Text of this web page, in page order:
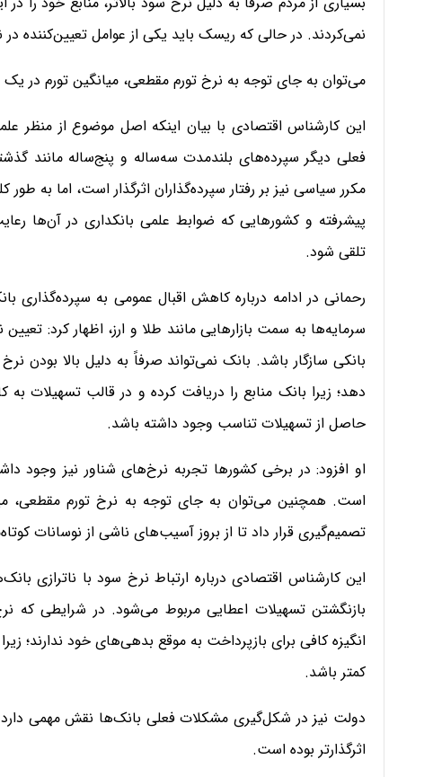
نمی‌کردند. در حالی که ریسک باید یکی از عوامل تعیین‌کننده
می‌توان به جای توجه به نرخ تورم مقطعی، میانگین تورم در یک
این کارشناس اقتصادی با بیان اینکه اصل موضوع از منظر
فعلی دیگر سپرده‌های بلندمدت سه‌ساله و پنج‌ساله مانند
مکرر سیاسی نیز بر رفتار سپرده‌گذاران اثرگذار است، اما به
پیشرفته و کشورهایی که ضوابط علمی بانکداری در آن‌ها
تلقی شود.
رحمانی در ادامه درباره کاهش اقبال عمومی به سپرده‌گذاری
سرمایه‌ها به سمت بازارهایی مانند طلا و ارز، اظهار کرد:
بانکی سازگار باشد. بانک نمی‌تواند صرفاً به دلیل بالا بودن
دهد؛ زیرا بانک منابع را دریافت کرده و در قالب تسهیلات به
حاصل از تسهیلات تناسب وجود داشته باشد.
او افزود: در برخی کشورها تجربه نرخ‌های شناور نیز وجود
است. همچنین می‌توان به جای توجه به نرخ تورم مقطعی،
تصمیم‌گیری قرار داد تا از بروز آسیب‌های ناشی از نوسانات
این کارشناس اقتصادی درباره ارتباط نرخ سود با ناترازی
بازنگشتن تسهیلات اعطایی مربوط می‌شود. در شرایطی که
انگیزه کافی برای بازپرداخت به موقع بدهی‌های خود ندارند؛
کمتر باشد.
دولت نیز در شکل‌گیری مشکلات فعلی بانک‌ها نقش مهمی
اثرگذارتر بوده است.